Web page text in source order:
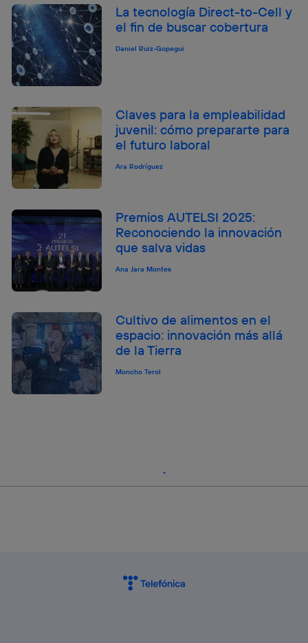
La tecnología Direct-to-Cell y
el fin de buscar cobertura
Daniel Ruiz-Gopegui
Claves para la empleabilidad
juvenil: cómo prepararte para
el futuro laboral
Ara Rodríguez
Premios AUTELSI 2025:
Reconociendo la innovación
que salva vidas
Ana Jara Montes
Cultivo de alimentos en el
espacio: innovación más allá
de la Tierra
Moncho Terol